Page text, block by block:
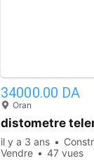
34000.00 DA
Oran
distometre
il y a 3 ans
Vendre
47 vues